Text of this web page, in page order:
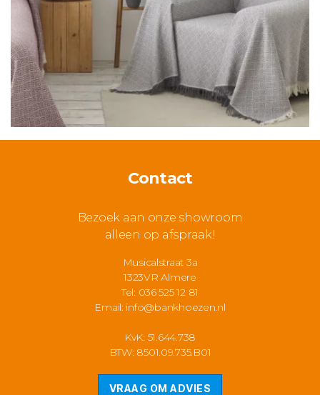
Contact
Bezoek aan onze showroom
alleen op afspraak!
Musicalstraat 3a
1323VR Almere
Tel: 036 525 12 81
Email: info@bankhoezen.nl
KvK: 51.644.738
BTW: 8501.09.735.B01
VRAAG OM ADVIES